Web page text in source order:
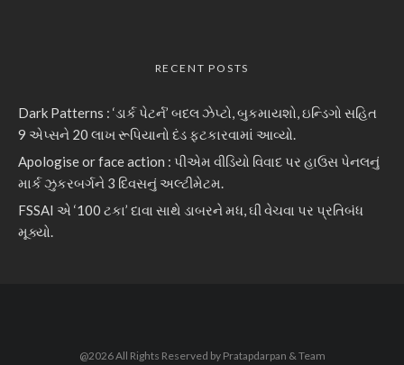
RECENT POSTS
Dark Patterns : ‘ડાર્ક પેટર્ન’ બદલ ઝેપ્ટો, બુકમાયશો, ઇન્ડિગો સહિત
9 એપ્સને 20 લાખ રૂપિયાનો દંડ ફટકારવામાં આવ્યો.
Apologise or face action : પીએમ વીડિયો વિવાદ પર હાઉસ પેનલનું
માર્ક ઝુકરબર્ગને 3 દિવસનું અલ્ટીમેટમ.
FSSAI એ ‘100 ટકા’ દાવા સાથે ડાબરને મધ, ઘી વેચવા પર પ્રતિબંધ
મૂક્યો.
@2026 All Rights Reserved by Pratapdarpan & Team